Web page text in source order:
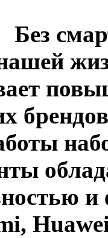
Без